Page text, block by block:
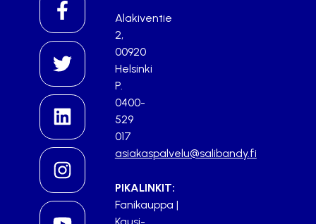
Alakiventie
2,
00920
Helsinki
P.
0400-
529
017
asiakaspalvelu@salibandy.fi
PIKALINKIT:
Fanikauppa |
Kausi-